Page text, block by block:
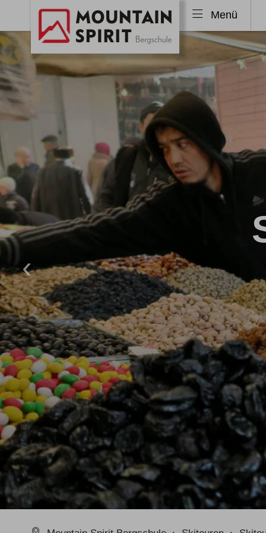
Menü
Skitouren Alpen
Skitouren Allgäu
Skitouren Island
Skitouren Norwegen
Skitouren weltweit
Ski & Sail
Skitourenkurse
Lawinenkurse
Klettersteig Tagestouren
Klettersteig Mehrtage
Klettersteigkurse
Tipps & Tricks Schwierigkeits-Bewertung